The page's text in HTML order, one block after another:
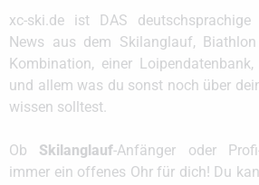
xc-ski.de ist DAS
News aus dem Skilanglauf,
Kombination, einer Loipendatenbank,
und allem was du sonst noch über
wissen solltest.
Ob Skilanglauf-Anfänger oder
immer ein offenes Ohr für dich! Du